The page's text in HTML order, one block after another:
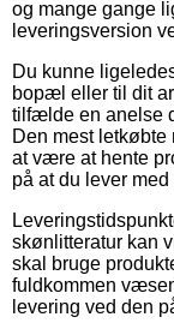
og mange gange
leveringsversion
Du kunne
bopæl eller til dit
tilfælde en anelse
Den mest
at være at hente
på at du lever
skønlitteratur kan
skal bruge
fuldkommen
levering ved den